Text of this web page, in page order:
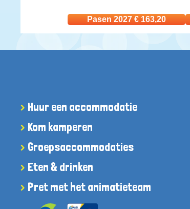
Pasen 2027 €163,20
Huur een accommodatie
Kom kamperen
Groepsaccommodaties
Eten & drinken
Pret met het animatieteam